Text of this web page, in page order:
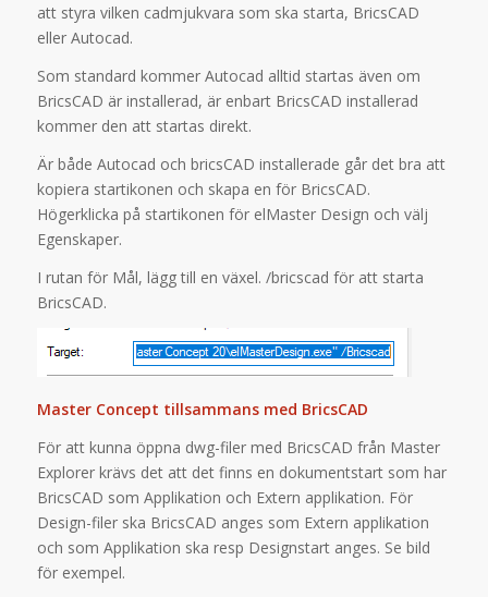
att styra vilken cadmjukvara som ska starta, BricsCAD
eller Autocad.
Som standard kommer Autocad alltid startas även om
BricsCAD är installerad, är enbart BricsCAD installerad
kommer den att startas direkt.
Är både Autocad och bricsCAD installerade går det bra att
kopiera startikonen och skapa en för BricsCAD.
Högerklicka på startikonen för elMaster Design och välj
Egenskaper.
I rutan för Mål, lägg till en växel. /bricscad för att starta
BricsCAD.
Master Concept tillsammans med BricsCAD
För att kunna öppna dwg-filer med BricsCAD från Master
Explorer krävs det att det finns en dokumentstart som har
BricsCAD som Applikation och Extern applikation. För
Design-filer ska BricsCAD anges som Extern applikation
och som Applikation ska resp Designstart anges. Se bild
för exempel.